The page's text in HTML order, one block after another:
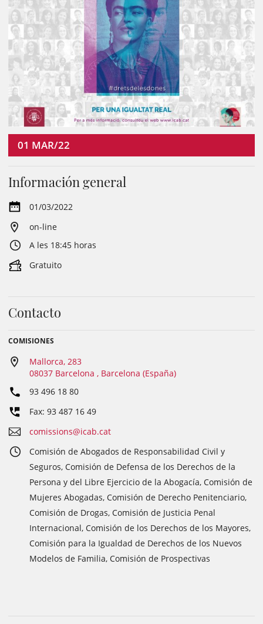
01 MAR/22
Información general
01/03/2022
on-line
A les 18:45 horas
Gratuito
Contacto
COMISIONES
Mallorca, 283
08037 Barcelona , Barcelona (España)
93 496 18 80
Fax: 93 487 16 49
comissions@icab.cat
Comisión de Abogados de Responsabilidad Civil y
Seguros, Comisión de Defensa de los Derechos de la
Persona y del Libre Ejercicio de la Abogacía, Comisión de
Mujeres Abogadas, Comisión de Derecho Penitenciario,
Comisión de Drogas, Comisión de Justicia Penal
Internacional, Comisión de los Derechos de los Mayores,
Comisión para la Igualdad de Derechos de los Nuevos
Modelos de Familia, Comisión de Prospectivas